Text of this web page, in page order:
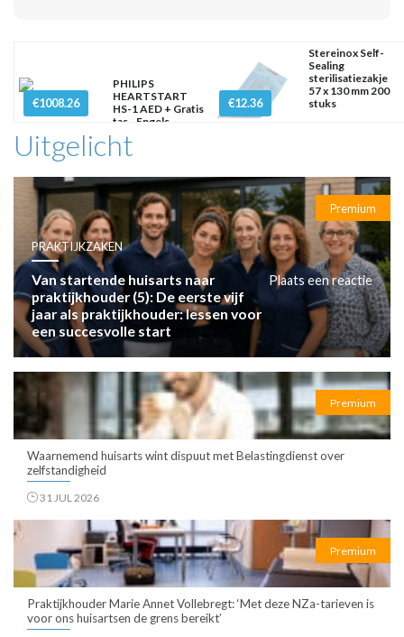
€1008.26
PHILIPS
HEARTSTART
HS-1 AED + Gratis
tas - Engels
€12.36
Stereinox Self-
Sealing
sterilisatiezakje
57 x 130 mm 200
stuks
Uitgelicht
Premium
PRAKTIJKZAKEN
Van startende huisarts naar
praktijkhouder (5): De eerste vijf
jaar als praktijkhouder: lessen voor
een succesvolle start
Plaats een reactie
Premium
Waarnemend huisarts wint dispuut met Belastingdienst over
zelfstandigheid
31 JUL 2026
Premium
Praktijkhouder Marie Annet Vollebregt: ‘Met deze NZa-tarieven is
voor ons huisartsen de grens bereikt’